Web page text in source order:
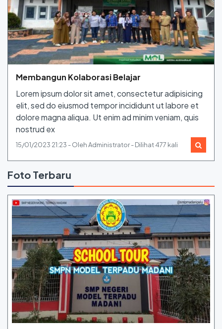
Membangun Kolaborasi Belajar
Lorem ipsum dolor sit amet, consectetur adipisicing
elit, sed do eiusmod tempor incididunt ut labore et
dolore magna aliqua. Ut enim ad minim veniam, quis
nostrud ex
15/01/2023 21:23 - Oleh Administrator - Dilihat 477 kali
Foto Terbaru